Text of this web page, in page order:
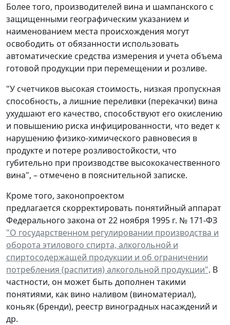
Более того, производителей вина и шампанского с
защищенными географическим указанием и
наименованием места происхождения могут
освободить от обязанности использовать
автоматические средства измерения и учета объема
готовой продукции при перемещении и розливе.
"У счетчиков высокая стоимость, низкая пропускная
способность, а лишние переливки (перекачки) вина
ухудшают его качество, способствуют его окислению
и повышению риска инфицированности, что ведет к
нарушению физико-химического равновесия в
продукте и потере розливостойкости, что
губительно при производстве высококачественного
вина", – отмечено в пояснительной записке.
Кроме того, законопроектом
предлагается скорректировать понятийный аппарат
Федерального закона от 22 ноября 1995 г. № 171-ФЗ
"О государственном регулировании производства и
оборота этилового спирта, алкогольной и
спиртосодержащей продукции и об ограничении
потребления (распития) алкогольной продукции". В
частности, он может быть дополнен такими
понятиями, как вино наливом (виноматериал),
коньяк (бренди), реестр виноградных насаждений и
др.